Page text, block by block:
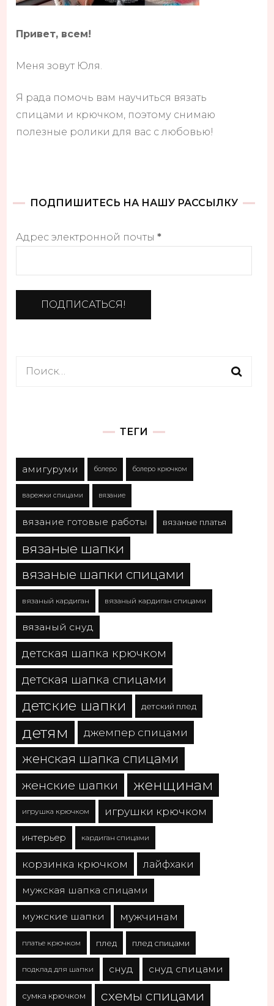
Привет, всем!
Меня зовут Юля.
Я рада помочь вам научиться вязать
спицами и крючком, поэтому снимаю
полезные ролики для вас с любовью!
ПОДПИШИТЕСЬ НА НАШУ РАССЫЛКУ
Адрес электронной почты*
Найти:
ТЕГИ
амигуруми болеро болеро крючком
варежки спицами вязание
вязание готовые работы вязаные платья
вязаные шапки
вязаные шапки спицами
вязаный кардиган вязаный кардиган спицами
вязаный снуд
детская шапка крючком
детская шапка спицами
детские шапки детский плед
детям джемпер спицами
женская шапка спицами
женские шапки женщинам
игрушка крючком игрушки крючком
интерьер кардиган спицами
корзинка крючком лайфхаки
мужская шапка спицами
мужские шапки мужчинам
платье крючком плед плед спицами
подклад для шапки снуд снуд спицами
сумка крючком схемы спицами